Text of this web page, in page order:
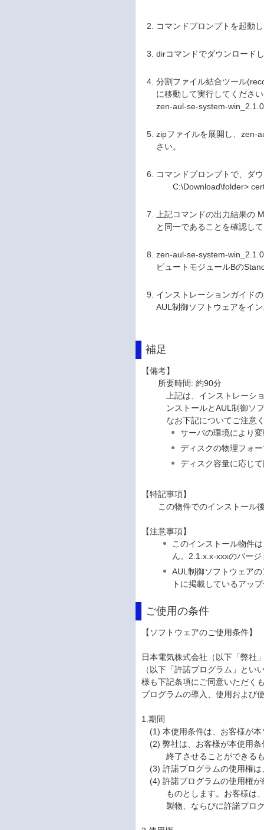
コマンドプロンプトを起動
dirコマンドでダウンロード
分割ファイル結合ツール
に移動して実行してくださ
zen-aul-se-system-
zipファイルを展開し、zen-
さい。
コマンドプロンプトで、ダ
C:\Download\folder>
上記コマンドの出力結果の
と同一であることを確認し
zen-aul-se-system-
ピュートモジュールBの
インストレーションガイド
AUL制御ソフトウェアをイ
補足
【備考】
所要時間: 約90分
上記は、インストレーシ
ンストールとAUL制御ソ
なお下記についてご注意
サーバの環境により変
ディスクの物理フォー
ディスク容量に応じて
【特記事項】
この物件でのインストール
【注意事項】
このインストール物件
ん。2.1.x.x-xxxのバー
AUL制御ソフトウェア
トに掲載しているアッ
ご使用の条件
【ソフトウェアのご使用条件】
日本電気株式会社（以下「弊社
（以下「許諾プログラム」と
様も下記条項にご同意いただく
プログラムの導入、使用および
1.期間
(1) 本使用条件は、お客様が
(2) 弊社は、お客様が本使用
終了させることができる
(3) 許諾プログラムの使用権
(4) 許諾プログラムの使用権
ものとします。お客様は
製物、ならびに許諾プロ